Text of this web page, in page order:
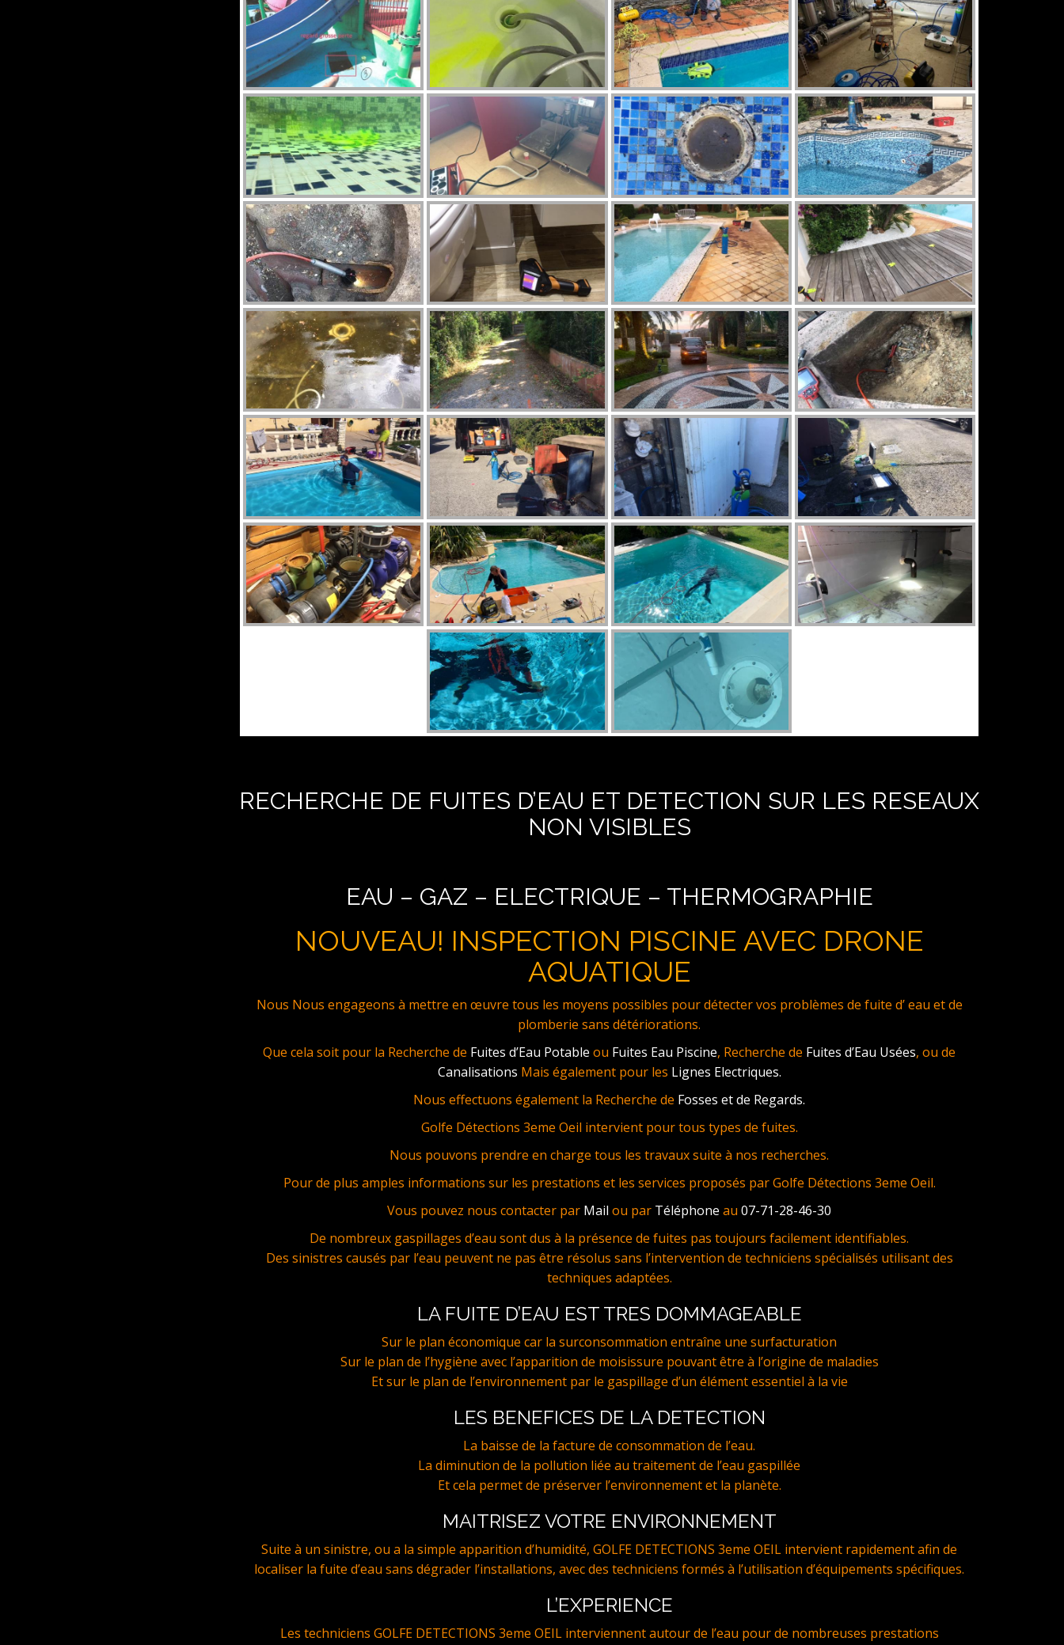
RECHERCHE DE FUITES D’EAU ET DETECTION SUR LES RESEAUX
NON VISIBLES
EAU – GAZ – ELECTRIQUE – THERMOGRAPHIE
NOUVEAU! INSPECTION PISCINE AVEC DRONE
AQUATIQUE
Nous Nous engageons à mettre en œuvre tous les moyens possibles pour détecter vos problèmes de fuite d’ eau et de
plomberie sans détériorations.
Que cela soit pour la Recherche de Fuites d’Eau Potable ou Fuites Eau Piscine, Recherche de Fuites d’Eau Usées, ou de
Canalisations Mais également pour les Lignes Electriques.
Nous effectuons également la Recherche de Fosses et de Regards.
Golfe Détections 3eme Oeil intervient pour tous types de fuites.
Nous pouvons prendre en charge tous les travaux suite à nos recherches.
Pour de plus amples informations sur les prestations et les services proposés par Golfe Détections 3eme Oeil.
Vous pouvez nous contacter par Mail ou par Téléphone au 07-71-28-46-30
De nombreux gaspillages d’eau sont dus à la présence de fuites pas toujours facilement identifiables.
Des sinistres causés par l’eau peuvent ne pas être résolus sans l’intervention de techniciens spécialisés utilisant des
techniques adaptées.
LA FUITE D’EAU EST TRES DOMMAGEABLE
Sur le plan économique car la surconsommation entraîne une surfacturation
Sur le plan de l’hygiène avec l’apparition de moisissure pouvant être à l’origine de maladies
Et sur le plan de l’environnement par le gaspillage d’un élément essentiel à la vie
LES BENEFICES DE LA DETECTION
La baisse de la facture de consommation de l’eau.
La diminution de la pollution liée au traitement de l’eau gaspillée
Et cela permet de préserver l’environnement et la planète.
MAITRISEZ VOTRE ENVIRONNEMENT
Suite à un sinistre, ou a la simple apparition d’humidité, GOLFE DETECTIONS 3eme OEIL intervient rapidement afin de
localiser la fuite d’eau sans dégrader l’installations, avec des techniciens formés à l’utilisation d’équipements spécifiques.
L’EXPERIENCE
Les techniciens GOLFE DETECTIONS 3eme OEIL interviennent autour de l’eau pour de nombreuses prestations